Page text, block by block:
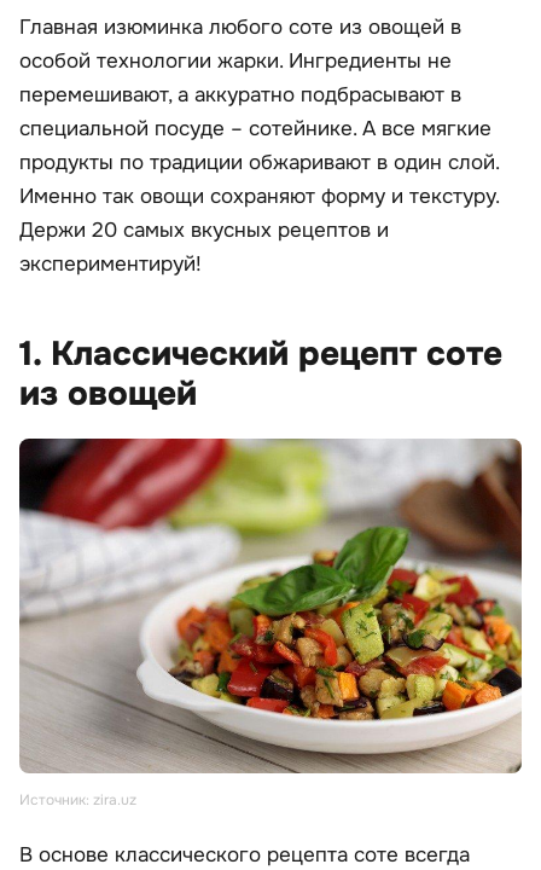
Главная изюминка любого соте из овощей в
особой технологии жарки. Ингредиенты не
перемешивают, а аккуратно подбрасывают в
специальной посуде – сотейнике. А все мягкие
продукты по традиции обжаривают в один слой.
Именно так овощи сохраняют форму и текстуру.
Держи 20 самых вкусных рецептов и
экспериментируй!
1. Классический рецепт соте
из овощей
Источник: zira.uz
В основе классического рецепта соте всегда